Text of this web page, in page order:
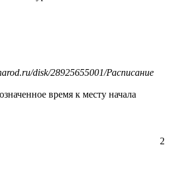
disk/28925655001/Расписание
время к месту начала
2